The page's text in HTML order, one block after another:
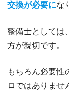
交換が必要にな
整備士としては
方が親切です。
もちろん必要性
ロではありませ